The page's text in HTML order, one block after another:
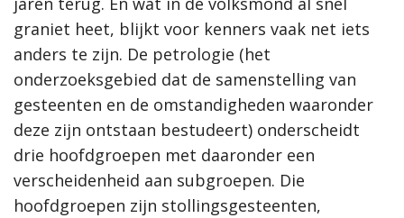
graniet heet, blijkt voor kenners vaak net iets
anders te zijn. De petrologie (het
onderzoeksgebied dat de samenstelling van
gesteenten en de omstandigheden waaronder
deze zijn ontstaan bestudeert) onderscheidt
drie hoofdgroepen met daaronder een
verscheidenheid aan subgroepen. Die
hoofdgroepen zijn stollingsgesteenten,